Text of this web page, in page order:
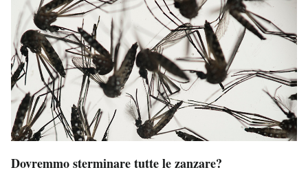
Dovremmo sterminare tutte le zanzare?